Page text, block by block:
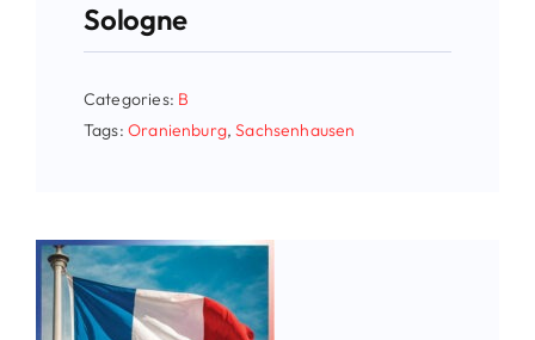
Sologne
Categories: B
Tags:Oranienburg,Sachsenhausen